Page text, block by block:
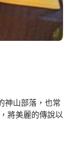
神山部落，也常
將美麗的傳說以